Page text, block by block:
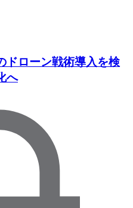
ローン戦術導入を検
へ